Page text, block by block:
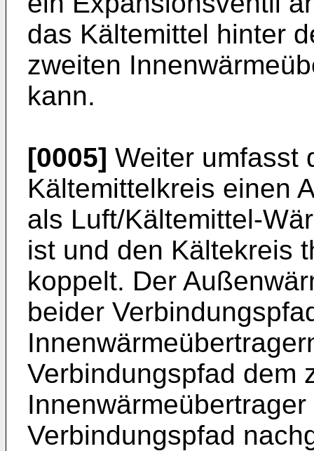
das Kältemittel hinter
zweiten
kann.
[0005] Weiter umfasst
Kältemittelkreis einen
als Luft/Kältemittel-
ist und den Kältekreis
koppelt. Der
beider
Verbindungspfad dem
Verbindungspfad